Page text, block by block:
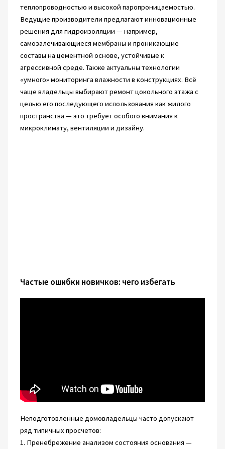
теплопроводностью и высокой паропроницаемостью.
Ведущие производители предлагают инновационные
решения для гидроизоляции — например,
самозалечивающиеся мембраны и проникающие
составы на цементной основе, устойчивые к
агрессивной среде. Также актуальны технологии
«умного» мониторинга влажности в конструкциях. Всё
чаще владельцы выбирают ремонт цокольного этажа с
целью его последующего использования как жилого
пространства — это требует особого внимания к
микроклимату, вентиляции и дизайну.
Частые ошибки новичков: чего избегать
Неподготовленные домовладельцы часто допускают
ряд типичных просчетов:
1. Пренебрежение анализом состояния основания —